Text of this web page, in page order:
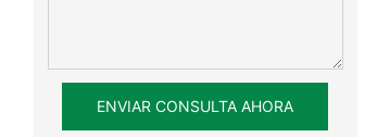
ENVIAR CONSULTA AHORA